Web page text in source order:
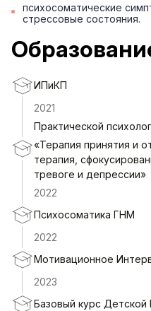
психосоматические
стрессовые состояния.
ИПиКП
2021
Практической
«Терапия принятия и
терапия,
тревоге и депрессии»
2022
Психосоматика ГНМ
2022
Мотивационное
2023
Базовый курс Детской